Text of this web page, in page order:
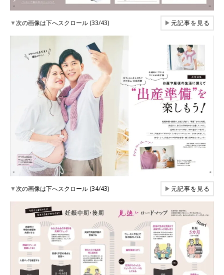
▼次の画像は下へスクロール (33/43) ▶元記事を見る
▼次の画像は下へスクロール (34/43) ▶元記事を見る